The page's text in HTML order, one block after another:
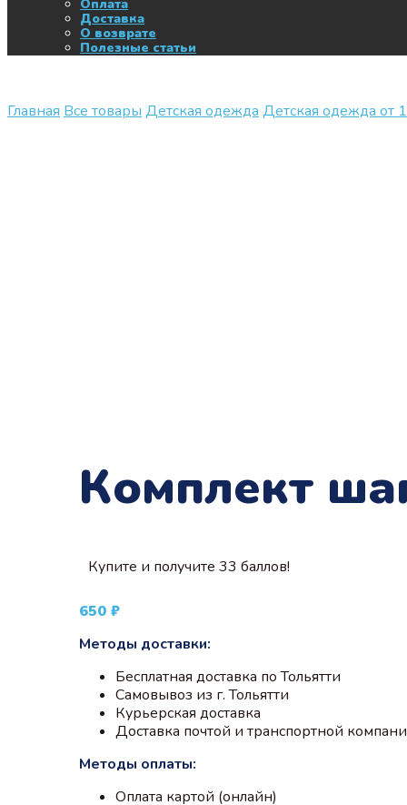
Оплата
Доставка
О возврате
Полезные статьи
Главная Все товары Детская одежда Детская одежда от
Комплект
Купите и получите 33 баллов!
650 ₽
Методы доставки:
Бесплатная доставка по Тольятти
Самовывоз из г. Тольятти
Курьерская доставка
Доставка почтой и транспортной
Методы оплаты:
Оплата картой (онлайн)